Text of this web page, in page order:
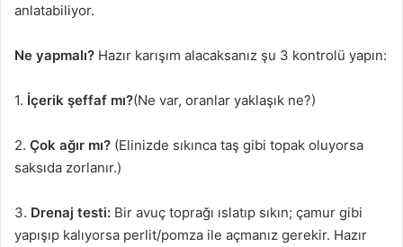
anlatabiliyor.
Ne yapmalı? Hazır karışım alacaksanız şu 3 kontrolü yapın:
1. İçerik şeffaf mı?(Ne var, oranlar yaklaşık ne?)
2. Çok ağır mı? (Elinizde sıkınca taş gibi topak oluyorsa
saksıda zorlanır.)
3. Drenaj testi: Bir avuç toprağı ıslatıp sıkın; çamur gibi
yapışıp kalıyorsa perlit/pomza ile açmanız gerekir. Hazır